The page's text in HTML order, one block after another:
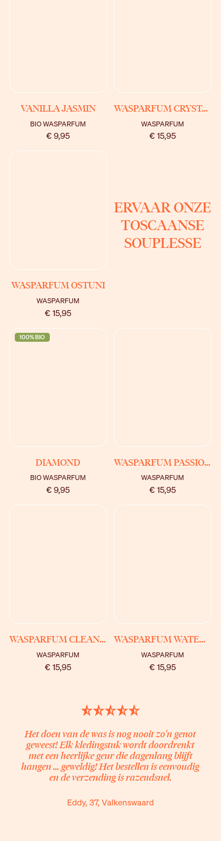
BIO WASPARFUM
€ 9,95
VANILLA JASMIN
WASPARFUM
€ 15,95
WASPARFUM CRYSTAL
WASPARFUM
€ 15,95
WASPARFUM OSTUNI
ERVAAR ONZE
TOSCAANSE
SOUPLESSE
100% BIO
BIO WASPARFUM
€ 9,95
DIAMOND
WASPARFUM
€ 15,95
WASPARFUM PASSIONE
WASPARFUM
€ 15,95
WASPARFUM CLEANING FAIRY
WASPARFUM
€ 15,95
WASPARFUM WATER LILY
Het doen van de was is nog nooit zo'n genot
geweest! Elk kledingstuk wordt doordrenkt
met een heerlijke geur die dagenlang blijft
hangen ... geweldig! Het bestellen is eenvoudig
en de verzending is razendsnel.
Eddy, 37, Valkenswaard